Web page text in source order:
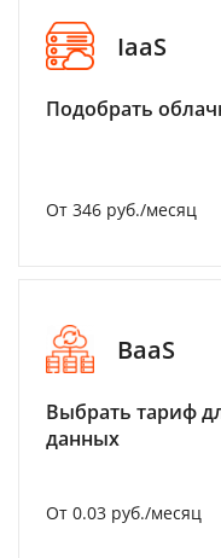
IaaS
Подобрать
От 346 руб./месяц
BaaS
Выбрать тариф
данных
От 0.03 руб./месяц